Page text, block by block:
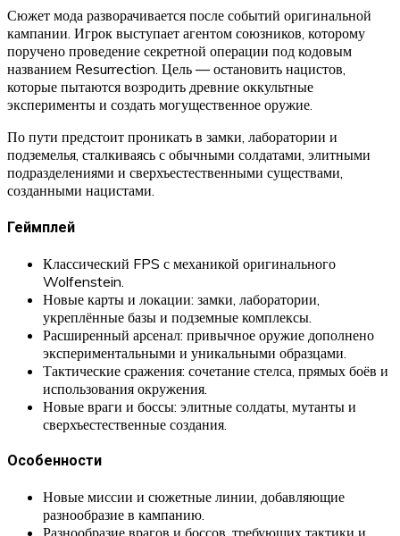
Сюжет мода разворачивается после событий оригинальной
кампании. Игрок выступает агентом союзников, которому
поручено проведение секретной операции под кодовым
названием Resurrection. Цель — остановить нацистов,
которые пытаются возродить древние оккультные
эксперименты и создать могущественное оружие.
По пути предстоит проникать в замки, лаборатории и
подземелья, сталкиваясь с обычными солдатами, элитными
подразделениями и сверхъестественными существами,
созданными нацистами.
Геймплей
Классический FPS с механикой оригинального
Wolfenstein.
Новые карты и локации: замки, лаборатории,
укреплённые базы и подземные комплексы.
Расширенный арсенал: привычное оружие дополнено
экспериментальными и уникальными образцами.
Тактические сражения: сочетание стелса, прямых боёв и
использования окружения.
Новые враги и боссы: элитные солдаты, мутанты и
сверхъестественные создания.
Особенности
Новые миссии и сюжетные линии, добавляющие
разнообразие в кампанию.